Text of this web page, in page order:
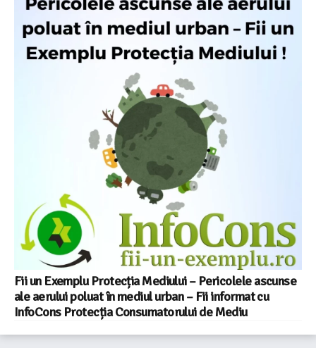
Fii un Exemplu Protecția Mediului – Pericolele ascunse
ale aerului poluat în mediul urban – Fii informat cu
InfoCons Protecția Consumatorului de Mediu